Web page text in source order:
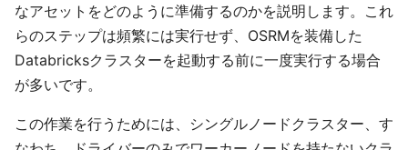
なアセットをどのように準備するのかを説明します。これ
らのステップは頻繁には実行せず、OSRMを装備した
Databricksクラスターを起動する前に一度実行する場合
が多いです。
この作業を行うためには、シングルノードクラスター、す